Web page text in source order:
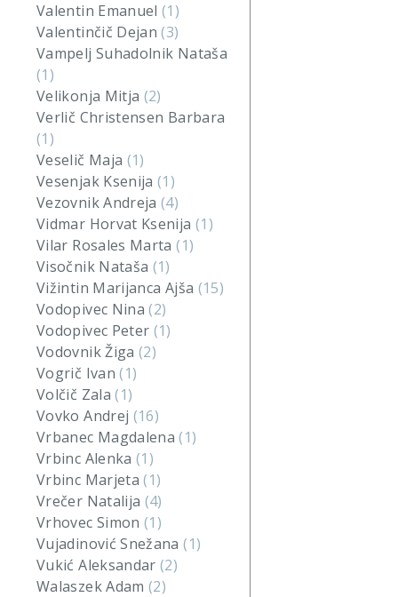
Valentin Emanuel(1)
Valentinčič Dejan(3)
Vampelj Suhadolnik Nataša
(1)
Velikonja Mitja (2)
Verlič Christensen Barbara
(1)
Veselič Maja (1)
Vesenjak Ksenija(1)
Vezovnik Andreja(4)
Vidmar Horvat Ksenija (1)
Vilar Rosales Marta(1)
Visočnik Nataša (1)
Vižintin Marijanca Ajša (15)
Vodopivec Nina(2)
Vodopivec Peter (1)
Vodovnik Žiga(2)
Vogrič Ivan(1)
Volčič Zala(1)
Vovko Andrej (16)
Vrbanec Magdalena(1)
Vrbinc Alenka(1)
Vrbinc Marjeta(1)
Vrečer Natalija (4)
Vrhovec Simon(1)
Vujadinović Snežana(1)
Vukić Aleksandar(2)
Walaszek Adam(2)